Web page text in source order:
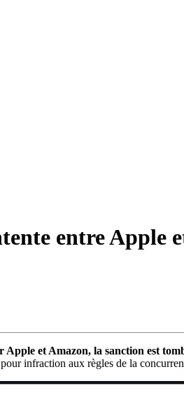
entre Apple
et Amazon, la sanction est
infraction aux règles de la